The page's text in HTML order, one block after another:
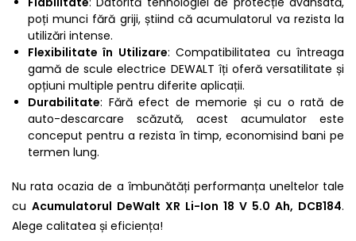
poți munci fără griji, știind că acumulatorul va rezista la
utilizări intense.
Flexibilitate în Utilizare: Compatibilitatea cu întreaga
gamă de scule electrice DEWALT îți oferă versatilitate și
opțiuni multiple pentru diferite aplicații.
Durabilitate: Fără efect de memorie și cu o rată de
auto-descarcare scăzută, acest acumulator este
conceput pentru a rezista în timp, economisind bani pe
termen lung.
Nu rata ocazia de a îmbunătăți performanța uneltelor tale
cu Acumulatorul DeWalt XR Li-Ion 18 V 5.0 Ah, DCB184.
Alege calitatea și eficiența!